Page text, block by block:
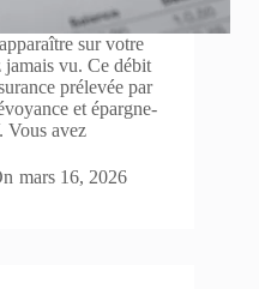
sur votre
jamais vu. Ce débit
prélevée par
et épargne-
Vous avez
mars 16, 2026